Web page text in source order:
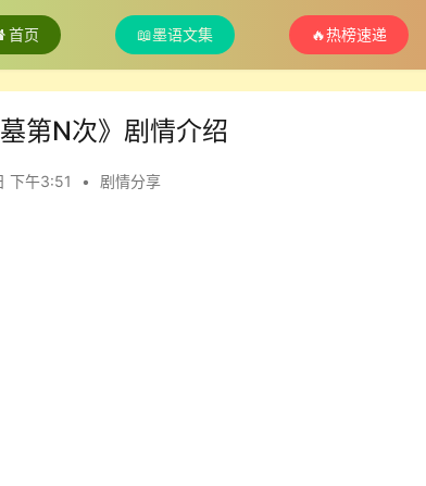
首页 📖墨语文集 🔥热榜速递
墓第N次》剧情介绍
下午3:51 • 剧情分享